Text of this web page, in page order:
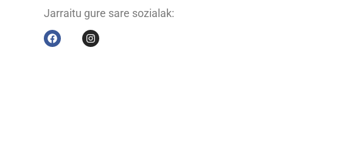
Jarraitu gure sare sozialak: